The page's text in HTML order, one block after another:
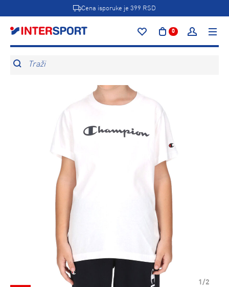
Cena isporuke je 399 RSD
0
Traži
1/2